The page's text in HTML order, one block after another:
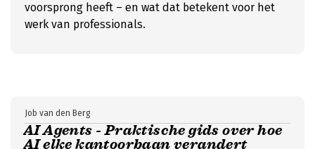
voorsprong heeft – en wat dat betekent voor het
werk van professionals.
AI Agents - Praktische gids over hoe
AI elke kantoorbaan verandert
Job van den Berg